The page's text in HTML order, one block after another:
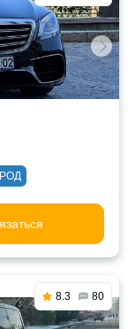
8.3 80